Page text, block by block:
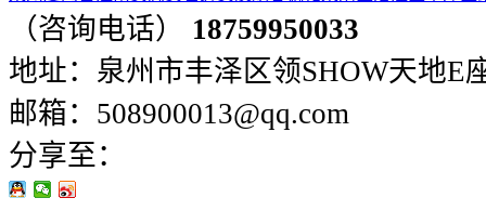
（咨询电话）
18759950033
地址：泉州市丰泽区领SHOW天地E
邮箱：508900013@qq.com
分享至：